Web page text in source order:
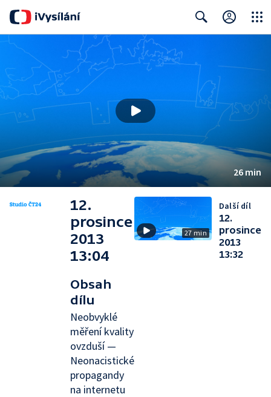
26 min
12.
prosince
2013
13:04
Obsah
dílu
Neobvyklé
měření kvality
ovzduší —
Neonacistické
propagandy
na internetu
27 min
Další díl
12.
prosince
2013
13:32